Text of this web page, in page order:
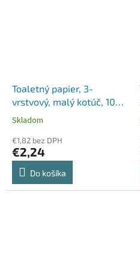
Toaletný papier, 3-
vrstvový, malý kotúč, 10
kotúčov, "Star Trio"
Skladom
€1,82 bez DPH
€2,24
Do košíka